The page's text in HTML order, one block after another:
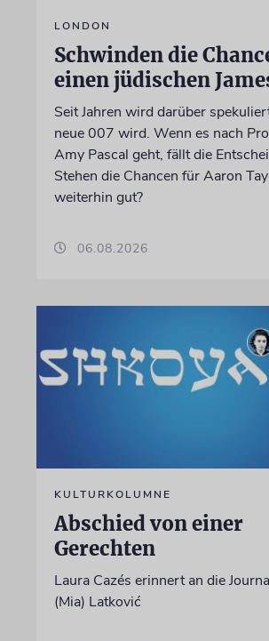
LONDON
Schwinden die
einen jüdischen
Seit Jahren wird darüber
neue 007 wird. Wenn es nach
Amy Pascal geht, fällt die
Stehen die Chancen für Aaron
weiterhin gut?
06.08.2026
KULTURKOLUMNE
Abschied von einer
Gerechten
Laura Cazés erinnert an die
(Mia) Latković